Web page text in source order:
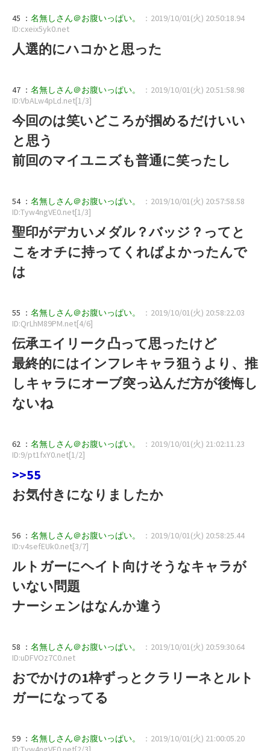
45 ： 名無しさん＠お腹いっぱい。
：2019/10/01(火) 20:50:18.94
ID:cxeix5yk0.net
人選的にハコかと思った
47 ： 名無しさん＠お腹いっぱい。
：2019/10/01(火) 20:51:58.98
ID:VbALw4pLd.net[1/3]
今回のは笑いどころが掴めるだけいい
と思う
前回のマイユニズも普通に笑ったし
54 ： 名無しさん＠お腹いっぱい。
：2019/10/01(火) 20:57:58.58
ID:Tyw4ngVE0.net[1/3]
聖印がデカいメダル？バッジ？ってと
こをオチに持ってくればよかったんで
は
55 ： 名無しさん＠お腹いっぱい。
：2019/10/01(火) 20:58:22.03
ID:QrLhM89PM.net[4/6]
伝承エイリーク凸って思ったけど
最終的にはインフレキャラ狙うより、推
しキャラにオーブ突っ込んだ方が後悔し
ないね
62 ： 名無しさん＠お腹いっぱい。
：2019/10/01(火) 21:02:11.23
ID:9/pt1fxY0.net[1/2]
>>55
お気付きになりましたか
56 ： 名無しさん＠お腹いっぱい。
：2019/10/01(火) 20:58:25.44
ID:v4sefEUk0.net[3/7]
ルトガーにヘイト向けそうなキャラが
いない問題
ナーシェンはなんか違う
58 ： 名無しさん＠お腹いっぱい。
：2019/10/01(火) 20:59:30.64
ID:uDFVOz7C0.net
おでかけの1枠ずっとクラリーネとルト
ガーになってる
59 ： 名無しさん＠お腹いっぱい。
：2019/10/01(火) 21:00:05.20